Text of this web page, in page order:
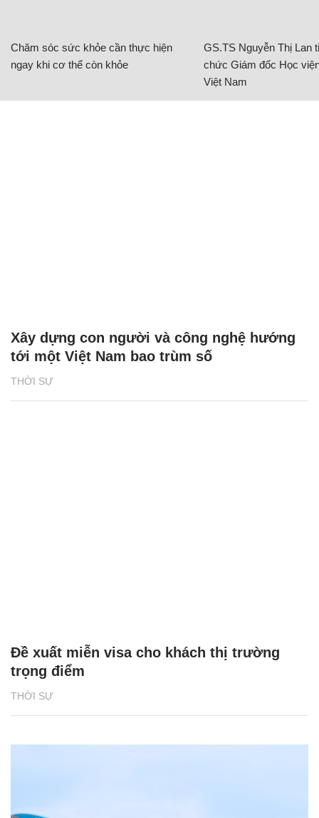
Chăm sóc sức khỏe cần thực hiện
ngay khi cơ thể còn khỏe
GS.TS Nguyễn Thị Lan
chức Giám đốc Học
Việt Nam
THỜI SỰ
Xây dựng con người và công nghệ hướng
tới một Việt Nam bao trùm số
THỜI SỰ
Đề xuất miễn visa cho khách thị trường
trọng điểm